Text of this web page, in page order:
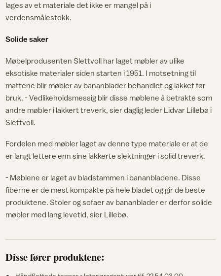
lages av et materiale det ikke er mangel på i
verdensmålestokk.
Solide saker
Møbelprodusenten Slettvoll har laget møbler av ulike
eksotiske materialer siden starten i 1951. I motsetning til
mattene blir møbler av bananblader behandlet og lakket før
bruk. - Vedlikeholdsmessig blir disse møblene å betrakte som
andre møbler i lakkert treverk, sier daglig leder Lidvar Lillebø i
Slettvoll.
Fordelen med møbler laget av denne type materiale er at de
er langt lettere enn sine lakkerte slektninger i solid treverk.
- Møblene er laget av bladstammen i bananbladene. Disse
fiberne er de mest kompakte på hele bladet og gir de beste
produktene. Stoler og sofaer av bananblader er derfor solide
møbler med lang levetid, sier Lillebø.
Disse fører produktene: